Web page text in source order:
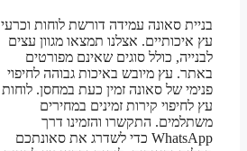
בניית סאונה עמידה דורשת לוחות וכרעי
עץ איכותיים. אצלנו תמצאו מגוון עצים
לבנייה, כולל סוגים שאינם מפורטים
באתר. עץ מיובש באיכות גבוהה לחיפוי
פנימי של סאונה זמין כעת במחסן. לוחות
עץ לחיפוי קירות זמינים במחירים
משתלמים. התקשרו והזמינו דרך
WhatsApp כדי לשדרג את סאונתכם